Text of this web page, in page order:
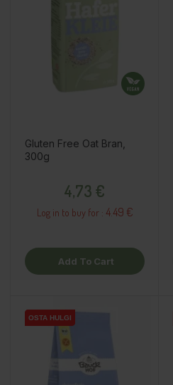
Gluten Free Oat Bran,
300g
4,73 €
Log in to buy for : 4.49 €
Add To Cart
OSTA HULGI
OSTA HULGI
OSTA HULGI